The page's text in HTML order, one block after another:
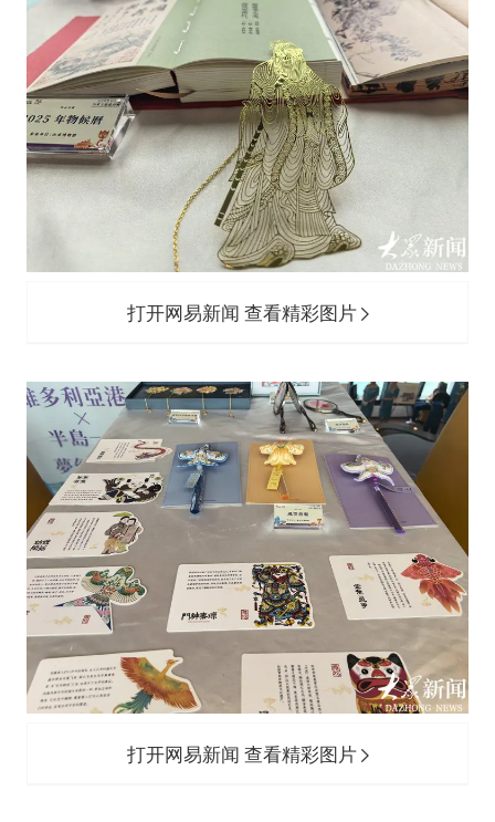
打开网易新闻 查看精彩图片
打开网易新闻 查看精彩图片